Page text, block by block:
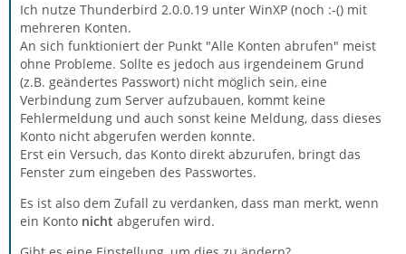
Ich nutze Thunderbird 2.0.0.19 unter WinXP (noch :-() mit
mehreren Konten.
An sich funktioniert der Punkt "Alle Konten abrufen" meist
ohne Probleme. Sollte es jedoch aus irgendeinem Grund
(z.B. geändertes Passwort) nicht möglich sein, eine
Verbindung zum Server aufzubauen, kommt keine
Fehlermeldung und auch sonst keine Meldung, dass dieses
Konto nicht abgerufen werden konnte.
Erst ein Versuch, das Konto direkt abzurufen, bringt das
Fenster zum eingeben des Passwortes.
Es ist also dem Zufall zu verdanken, dass man merkt, wenn
ein Konto nicht abgerufen wird.